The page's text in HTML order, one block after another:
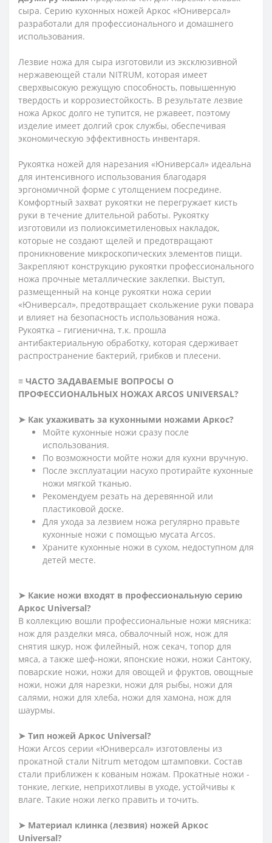
сыра. Серию кухонных ножей Аркос «Юниверсал»
разработали для профессионального и домашнего
использования.
Лезвие ножа для сыра изготовили из эксклюзивной
нержавеющей стали NITRUM, которая имеет
сверхвысокую режущую способность, повышенную
твердость и коррозиестойкость. В результате лезвие
ножа Аркос долго не тупится, не ржавеет, поэтому
изделие имеет долгий срок службы, обеспечивая
экономическую эффективность инвентаря.
Рукоятка ножей для нарезания «Юниверсал» идеальна
для интенсивного использования благодаря
эргономичной форме с утолщением посредине.
Комфортный захват рукоятки не перегружает кисть
руки в течение длительной работы. Рукоятку
изготовили из полиоксиметиленовых накладок,
которые не создают щелей и предотвращают
проникновение микроскопических элементов пищи.
Закрепляют конструкцию рукоятки профессионального
ножа прочные металлические заклепки. Выступ,
размещенный на конце рукоятки ножа серии
«Юниверсал», предотвращает скольжение руки повара
и влияет на безопасность использования ножа.
Рукоятка – гигиенична, т.к. прошла
антибактериальную обработку, которая сдерживает
распространение бактерий, грибков и плесени.
≡ ЧАСТО ЗАДАВАЕМЫЕ ВОПРОСЫ О
ПРОФЕССИОНАЛЬНЫХ НОЖАХ ARCOS UNIVERSAL?
➤ Как ухаживать за кухонными ножами Аркос?
Мойте кухонные ножи сразу после
использования.
По возможности мойте ножи для кухни вручную.
После эксплуатации насухо протирайте кухонные
ножи мягкой тканью.
Рекомендуем резать на деревянной или
пластиковой доске.
Для ухода за лезвием ножа регулярно правьте
кухонные ножи с помощью мусата Arcos.
Храните кухонные ножи в сухом, недоступном для
детей месте.
➤ Какие ножи входят в профессиональную серию
Аркос Universal?
В коллекцию вошли профессиональные ножи мясника:
нож для разделки мяса, обвалочный нож, нож для
снятия шкур, нож филейный, нож секач, топор для
мяса, а также шеф-ножи, японские ножи, ножи Сантоку,
поварские ножи, ножи для овощей и фруктов, овощные
ножи, ножи для нарезки, ножи для рыбы, ножи для
салями, ножи для хлеба, ножи для хамона, нож для
шаурмы.
➤ Тип ножей Аркос Universal?
Ножи Arcos серии «Юниверсал» изготовлены из
прокатной стали Nitrum методом штамповки. Состав
стали приближен к кованым ножам. Прокатные ножи -
тонкие, легкие, неприхотливы в уходе, устойчивы к
влаге. Такие ножи легко править и точить.
➤ Материал клинка (лезвия) ножей Аркос
Universal?